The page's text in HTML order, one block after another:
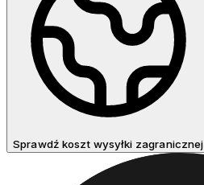
Sprawdź koszt wysyłki zagranicznej